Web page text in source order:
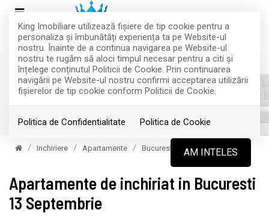
King Imobiliare utilizează fişiere de tip cookie pentru a
personaliza și îmbunătăți experiența ta pe Website-ul
nostru. Înainte de a continua navigarea pe Website-ul
nostru te rugăm să aloci timpul necesar pentru a citi și
înțelege conținutul Politicii de Cookie. Prin continuarea
navigării pe Website-ul nostru confirmi acceptarea utilizării
fişierelor de tip cookie conform Politicii de Cookie.
Politica de Confidentialitate Politica de Cookie
AM INTELES
Filtreaza
Inchiriere Apartamente Bucuresti
Apartamente de inchiriat in Bucuresti
13 Septembrie